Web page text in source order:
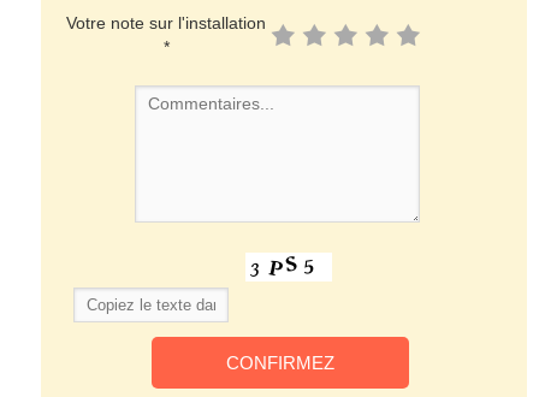
Votre note sur l'installation
*